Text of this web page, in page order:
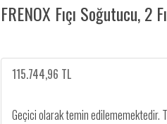
FRENOX Fıçı Soğutucu, 2
115.744,96 TL
Geçici olarak temin edilememektedir.